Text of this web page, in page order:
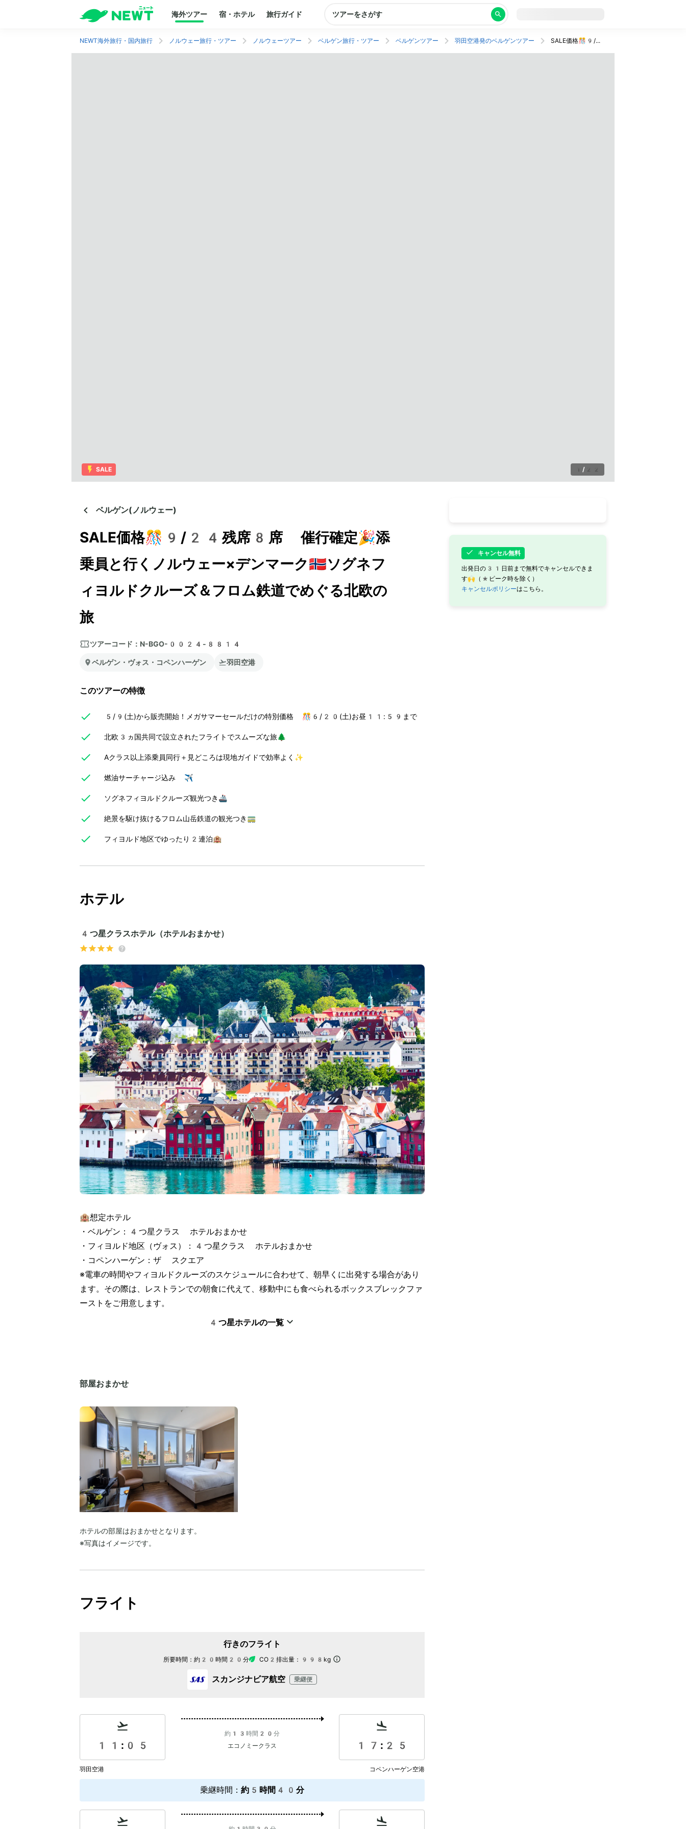
海外ツアー 宿・ホテル 旅行ガイド ツアーをさがす
NEWT海外旅行・国内旅行 ノルウェー旅行・ツアー ノルウェーツアー ベルゲン旅行・ツアー ベルゲンツアー 羽田空港発のベルゲンツアー SALE価格🎊9/24残席8席 催行確定🎉添乗員と行くノルウェー×デンマーク🇳🇴ソグネフィヨルドクルーズ＆フロム鉄道でめぐる北欧の旅
1 / 22
SALE
ベルゲン(ノルウェー)
SALE価格🎊9/24残席8席 催行確定🎉添
乗員と行くノルウェー×デンマーク🇳🇴ソグネフ
ィヨルドクルーズ＆フロム鉄道でめぐる北欧の
旅
ツアーコード： N-BGO-0024-8814
ベルゲン・ヴォス・コペンハーゲン 羽田空港
このツアーの特徴
5/9(土)から販売開始！メガサマーセールだけの特別価格 🎊6/20(土)お昼11:59まで
北欧3ヵ国共同で設立されたフライトでスムーズな旅🌲
Aクラス以上添乗員同行＋見どころは現地ガイドで効率よく✨
燃油サーチャージ込み ✈️
ソグネフィヨルドクルーズ観光つき🚢
絶景を駆け抜けるフロム山岳鉄道の観光つき🚃
フィヨルド地区でゆったり2連泊🏨
ホテル
4つ星クラスホテル（ホテルおまかせ）
🏨想定ホテル
・ベルゲン：4つ星クラス ホテルおまかせ
・フィヨルド地区（ヴォス）：4つ星クラス ホテルおまかせ
・コペンハーゲン：ザ スクエア
※電車の時間やフィヨルドクルーズのスケジュールに合わせて、朝早くに出発する場合があり
ます。その際は、レストランでの朝食に代えて、移動中にも食べられるボックスブレックファ
ーストをご用意します。
4つ星ホテルの一覧
部屋おまかせ
ホテルの部屋はおまかせとなります。
※写真はイメージです。
フライト
行きのフライト
所要時間： 約20時間20分 CO2排出量： 998kg
スカンジナビア航空 乗継便
11:05
約13時間20分
エコノミークラス
17:25
羽田空港 コペンハーゲン空港
乗継時間 ： 約5時間40分
キャンセル無料
出発日の31日前まで無料でキャンセルできま
す🙌（*ピーク時を除く）
キャンセルポリシーはこちら。